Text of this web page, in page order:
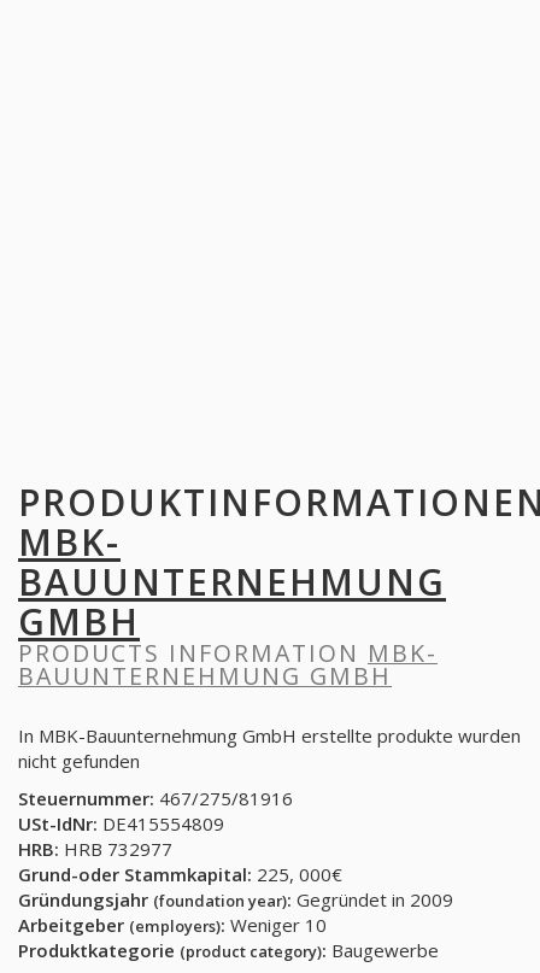
MBK-
BAUUNTERNEHMUNG
GMBH
PRODUCTS INFORMATION MBK-
BAUUNTERNEHMUNG GMBH
In MBK-Bauunternehmung GmbH erstellte produkte wurden
nicht gefunden
Steuernummer: 467/275/81916
USt-IdNr: DE415554809
HRB: HRB 732977
Grund-oder Stammkapital: 225, 000€
Gründungsjahr (foundation year): Gegründet in 2009
Arbeitgeber (employers): Weniger 10
Produktkategorie (product category): Baugewerbe